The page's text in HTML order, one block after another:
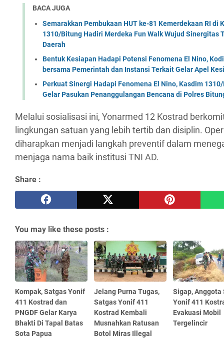
BACA JUGA
Semarakkan Pembukaan HUT ke-81 Kemerdekaan RI di
1310/Bitung Hadiri Merdeka Fun Walk Wujud Sinergitas
Daerah
Bentuk Kesiapan Hadapi Potensi Fenomena El Nino,
bersama Pemerintah dan Instansi Terkait Gelar Apel
Perkuat Sinergi Hadapi Fenomena El Nino, Kasdim
Gelar Pasukan Penanggulangan Bencana di Polres
Melalui sosialisasi ini, Yonarmed 12 Kostrad
lingkungan satuan yang lebih tertib dan disiplin.
diharapkan menjadi langkah preventif dalam
menjaga nama baik institusi TNI AD.
Share :
You may like these posts :
Kompak, Satgas Yonif
411 Kostrad dan
PNGDF Gelar Karya
Bhakti Di Tapal Batas
Sota Papua
Jelang Purna Tugas,
Satgas Yonif 411
Kostrad Kembali
Musnahkan Ratusan
Botol Miras Illegal
Sigap, Anggota
Yonif 411
Evakuasi Mobil
Tergelincir